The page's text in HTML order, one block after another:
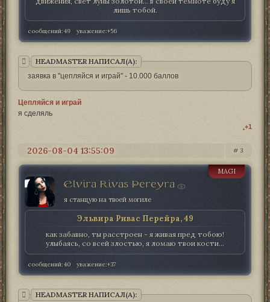
лишь тобой.
сообщений:49 уважение:+56
HEADMASTER НАПИСАЛ(А):
заявка в "цепляйся и играй" - 10.000 баллов
Цепляйся и играй
я сделяль
+1
3
2026-08-04 13:55:09
Elvira Rivas Pereyra
MAGI
я станцую на твоей могиле
Эльвира Ривас Перейра, 49
как забавно, ты расстроен - я живая пред тобою!
улыбаясь, со всей злостью, я ломаю твои кости...
сообщений:40 уважение:+37
HEADMASTER НАПИСАЛ(А):